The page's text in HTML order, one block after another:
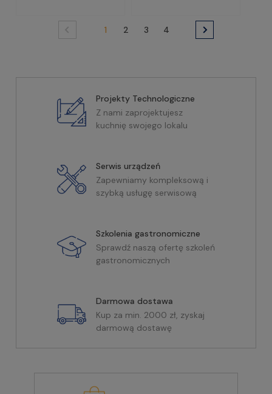
1 2 3 4
Projekty Technologiczne
Z nami zaprojektujesz
kuchnię swojego lokalu
Serwis urządzeń
Zapewniamy kompleksową i
szybką usługę serwisową
Szkolenia gastronomiczne
Sprawdź naszą ofertę szkoleń
gastronomicznych
Darmowa dostawa
Kup za min. 2000 zł, zyskaj
darmową dostawę